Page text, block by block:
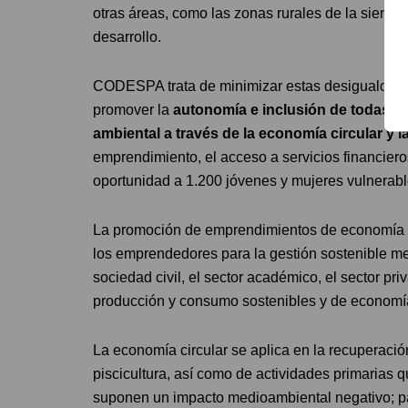
otras áreas, como las zonas rurales de la sierra
desarrollo.
CODESPA trata de minimizar estas
promover la autonomía e inclusión de todas
ambiental a través de la economía circular y
emprendimiento, el acceso a servicios
oportunidad a 1.200 jóvenes y mujeres
La promoción de emprendimientos de
los emprendedores para la gestión sostenible
sociedad civil, el sector académico, el sector
producción y consumo sostenibles y de
La economía circular se aplica en la
piscicultura, así como de actividades primarias
suponen un impacto medioambiental negativo;